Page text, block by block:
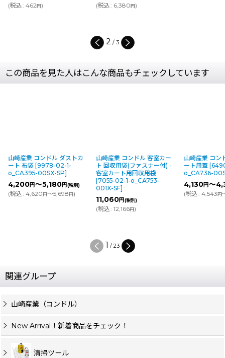
(税込: 462円) (税込: 6,380円)
2 / 3
この商品を見た人はこんな商品もチェックしています
山崎産業 コンドル ダストカ
ート 布袋 [9978-02-1-
o_CA395-00SX-SP]
4,200円～5,180円(税別)
(税込: 4,620円～5,698円)
山崎産業 コンドル 客室カー
ト 回収用袋(ファスナー付) -
客室カート用回収用袋
[7055-02-1-o_CA753-
001X-SF]
11,060円(税別)
(税込: 12,166円)
山崎産業 コン
ート用蓋 [
o_CA736-
4,130円～
(税込: 4,543円
1 / 23
関連グループ
山崎産業（コンドル）
New Arrival！新着商品をチェック！
清掃ツール